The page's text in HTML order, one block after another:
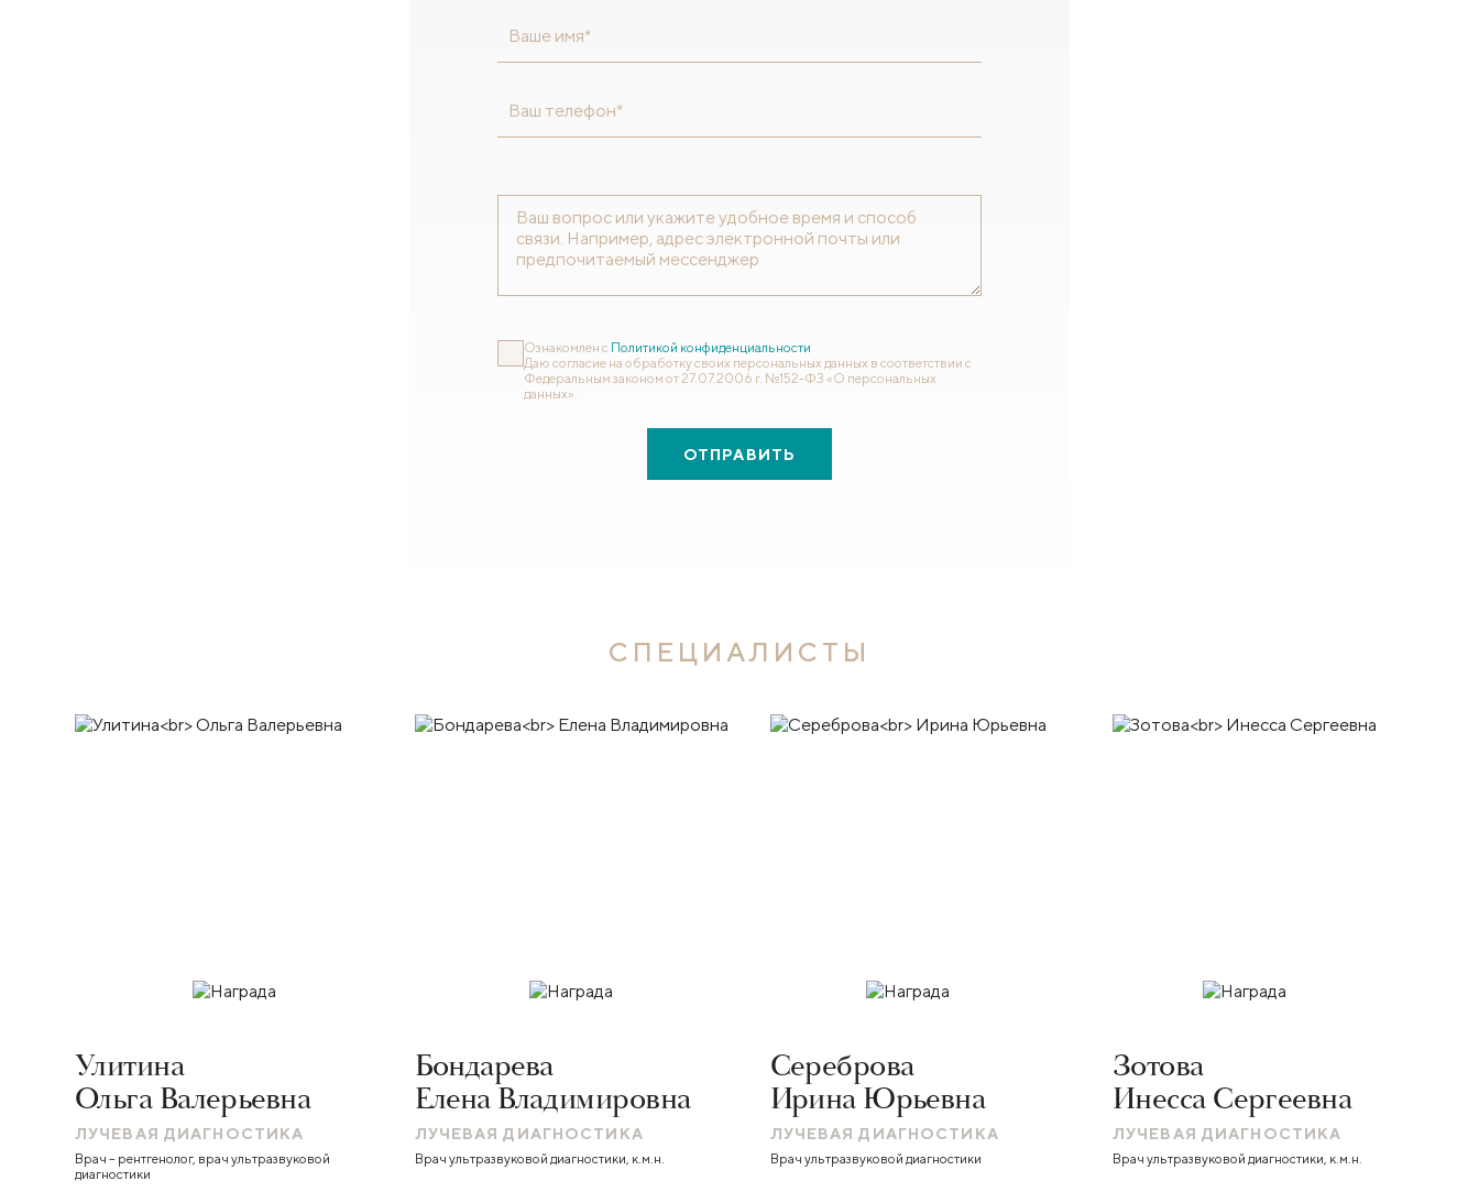
Ваше имя*
Ваш телефон*
Ознакомлен с Политикой конфиденциальности
Даю согласие на обработку своих персональных данных в соответствии с
Федеральным законом от 27.07.2006 г. №152-ФЗ «О персональных
данных».
ОТПРАВИТЬ
СПЕЦИАЛИСТЫ
Улитина
Ольга Валерьевна
ЛУЧЕВАЯ ДИАГНОСТИКА
Врач – рентгенолог, врач ультразвуковой
диагностики
Бондарева
Елена Владимировна
ЛУЧЕВАЯ ДИАГНОСТИКА
Врач ультразвуковой диагностики, к.м.н.
Сереброва
Ирина Юрьевна
ЛУЧЕВАЯ ДИАГНОСТИКА
Врач ультразвуковой диагностики
Зотова
Инесса Сергеевна
ЛУЧЕВАЯ ДИАГНОСТИКА
Врач ультразвуковой диагностики, к.м.н.